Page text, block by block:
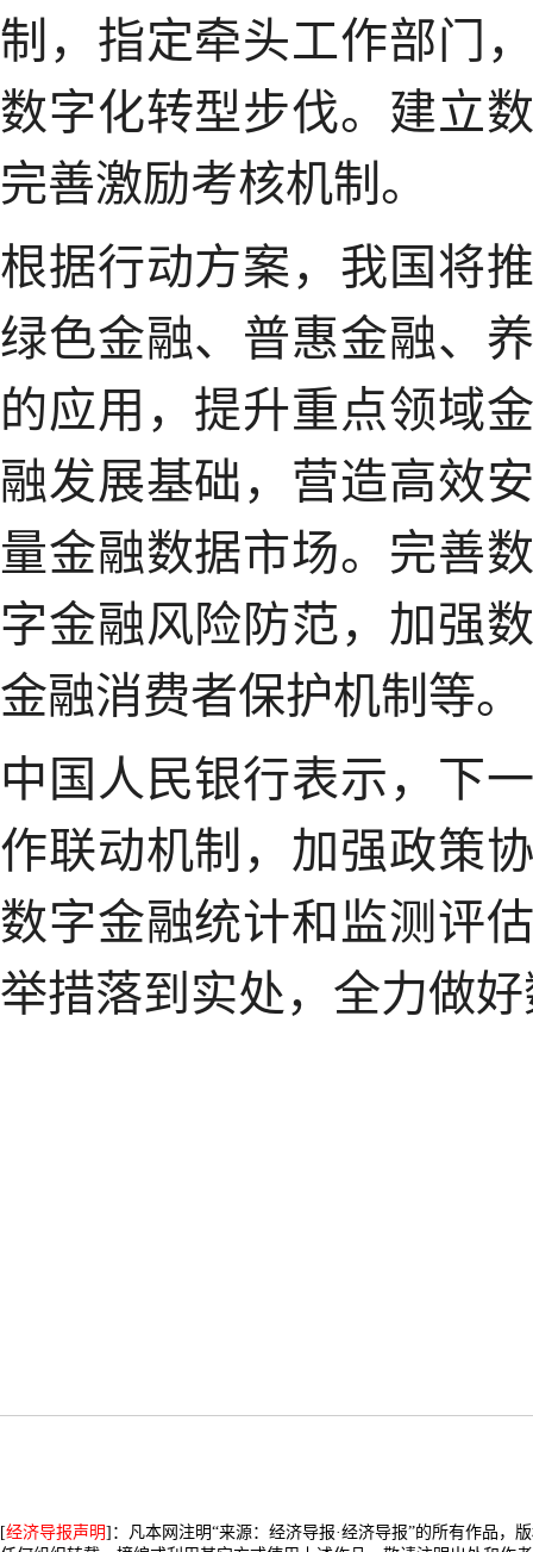
制，指定牵头工作部门
数字化转型步伐。建立
完善激励考核机制。
根据行动方案，我国将
绿色金融、普惠金融、
的应用，提升重点领域
融发展基础，营造高效
量金融数据市场。完善
字金融风险防范，加强
金融消费者保护机制等。
中国人民银行表示，下
作联动机制，加强政策
数字金融统计和监测评
举措落到实处，全力做
[经济导报声明]：凡本网注明“来源：经济导报·经济导报”的所有作品，